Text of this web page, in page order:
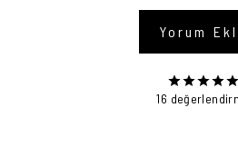
Yorum
16